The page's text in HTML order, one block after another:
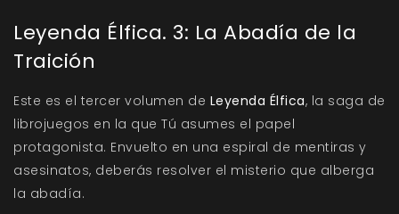
Leyenda Élfica. 3: La Abadía de la
Traición
Este es el tercer volumen de Leyenda Élfica, la saga de
librojuegos en la que Tú asumes el papel
protagonista. Envuelto en una espiral de mentiras y
asesinatos, deberás resolver el misterio que alberga
la abadía.